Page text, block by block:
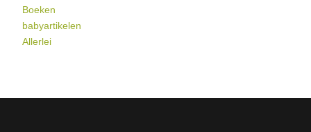
Boeken
babyartikelen
Allerlei